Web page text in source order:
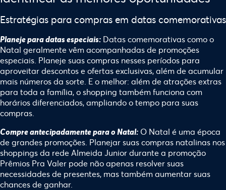
Estratégias para compras em datas comemorativas
Planeje para datas especiais: Datas comemorativas como o
Natal geralmente vêm acompanhadas de promoções
especiais. Planeje suas compras nesses períodos para
aproveitar descontos e ofertas exclusivas, além de acumular
mais números da sorte. E o melhor: além de atrações extras
para toda a família, o shopping também funciona com
horários diferenciados, ampliando o tempo para suas
compras.
Compre antecipadamente para o Natal: O Natal é uma época
de grandes promoções. Planejar suas compras natalinas nos
shoppings da rede Almeida Junior durante a promoção
Prêmios Pra Valer pode não apenas resolver suas
necessidades de presentes, mas também aumentar suas
chances de ganhar.